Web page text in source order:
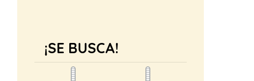
¡SE BUSCA!